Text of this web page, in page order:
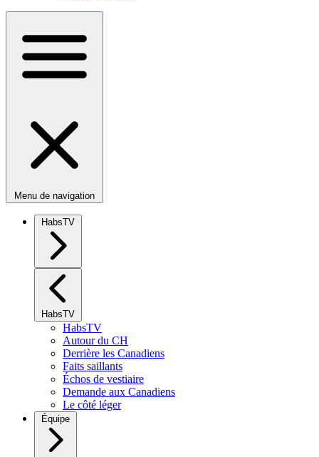
Menu de navigation
HabsTV
HabsTV
HabsTV
Autour du CH
Derrière les Canadiens
Faits saillants
Échos de vestiaire
Demande aux Canadiens
Le côté léger
Équipe